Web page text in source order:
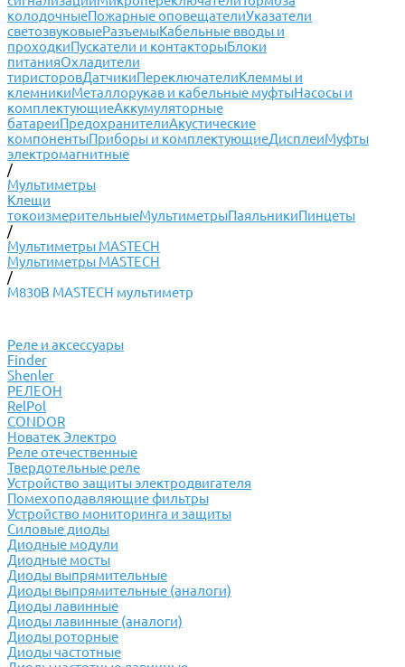
колодочныеПожарные оповещателиУказатели
светозвуковыеРазъемыКабельные вводы и
проходкиПускатели и контакторыБлоки
питанияОхладители
тиристоровДатчикиПереключателиКлеммы и
клемникиМеталлорукав и кабельные муфтыНасосы и
комплектующиеАккумуляторные
батареиПредохранителиАкустические
компонентыПриборы и комплектующиеДисплеиМуфты
электромагнитные
/
Мультиметры
Клещи
токоизмерительныеМультиметрыПаяльникиПинцеты
/
Мультиметры MASTECH
Мультиметры MASTECH
/
M830B MASTECH мультиметр
Реле и аксессуары
Finder
Shenler
РЕЛЕОН
RelPol
CONDOR
Новатек Электро
Реле отечественные
Твердотельные реле
Устройство защиты электродвигателя
Помехоподавляющие фильтры
Устройство мониторинга и защиты
Силовые диоды
Диодные модули
Диодные мосты
Диоды выпрямительные
Диоды выпрямительные (аналоги)
Диоды лавинные
Диоды лавинные (аналоги)
Диоды роторные
Диоды частотные